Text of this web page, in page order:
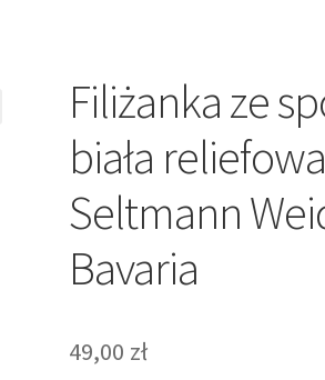
Filiżanka ze
biała
Seltmann
Bavaria
49,00 zł